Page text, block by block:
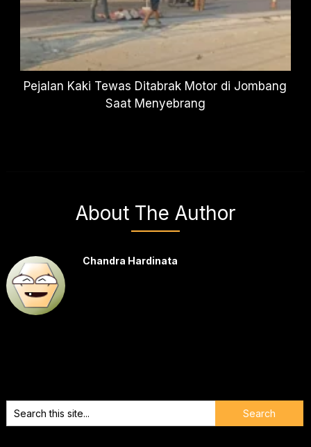
Pejalan Kaki Tewas Ditabrak Motor di Jombang
Saat Menyebrang
About The Author
Chandra Hardinata